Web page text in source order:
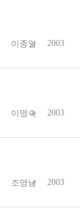
이종일
2003
이명숙
2003
조영남
2003